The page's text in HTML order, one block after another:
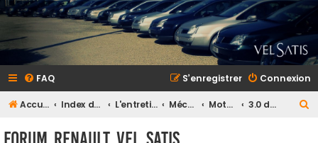
FAQ Connexion
S’enregistrer
Accueil Index du forum L'entretien et la maintenance Mécanique Moteur 3.0 dci 180